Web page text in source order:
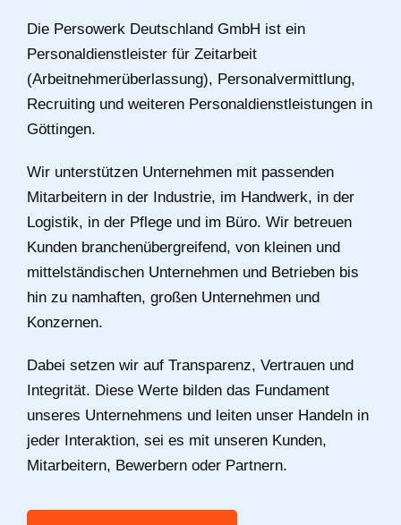
Die Persowerk Deutschland GmbH ist ein
Personaldienstleister für Zeitarbeit
(Arbeitnehmerüberlassung), Personalvermittlung,
Recruiting und weiteren Personaldienstleistungen in
Göttingen.
Wir unterstützen Unternehmen mit passenden
Mitarbeitern in der Industrie, im Handwerk, in der
Logistik, in der Pflege und im Büro. Wir betreuen
Kunden branchenübergreifend, von kleinen und
mittelständischen Unternehmen und Betrieben bis
hin zu namhaften, großen Unternehmen und
Konzernen.
Dabei setzen wir auf Transparenz, Vertrauen und
Integrität. Diese Werte bilden das Fundament
unseres Unternehmens und leiten unser Handeln in
jeder Interaktion, sei es mit unseren Kunden,
Mitarbeitern, Bewerbern oder Partnern.